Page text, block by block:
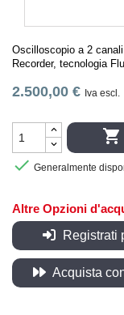
Oscilloscopio a 2
Recorder, tecnologia
2.500,00 € Iva escl.

 Generalmente
Altre Opzioni
Registrati
Acquista